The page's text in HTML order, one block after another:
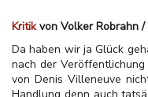
Kritikvon Volker Robrahn /
Da haben wir ja Glück
nach der Veröffentlichung
von Denis Villeneuve